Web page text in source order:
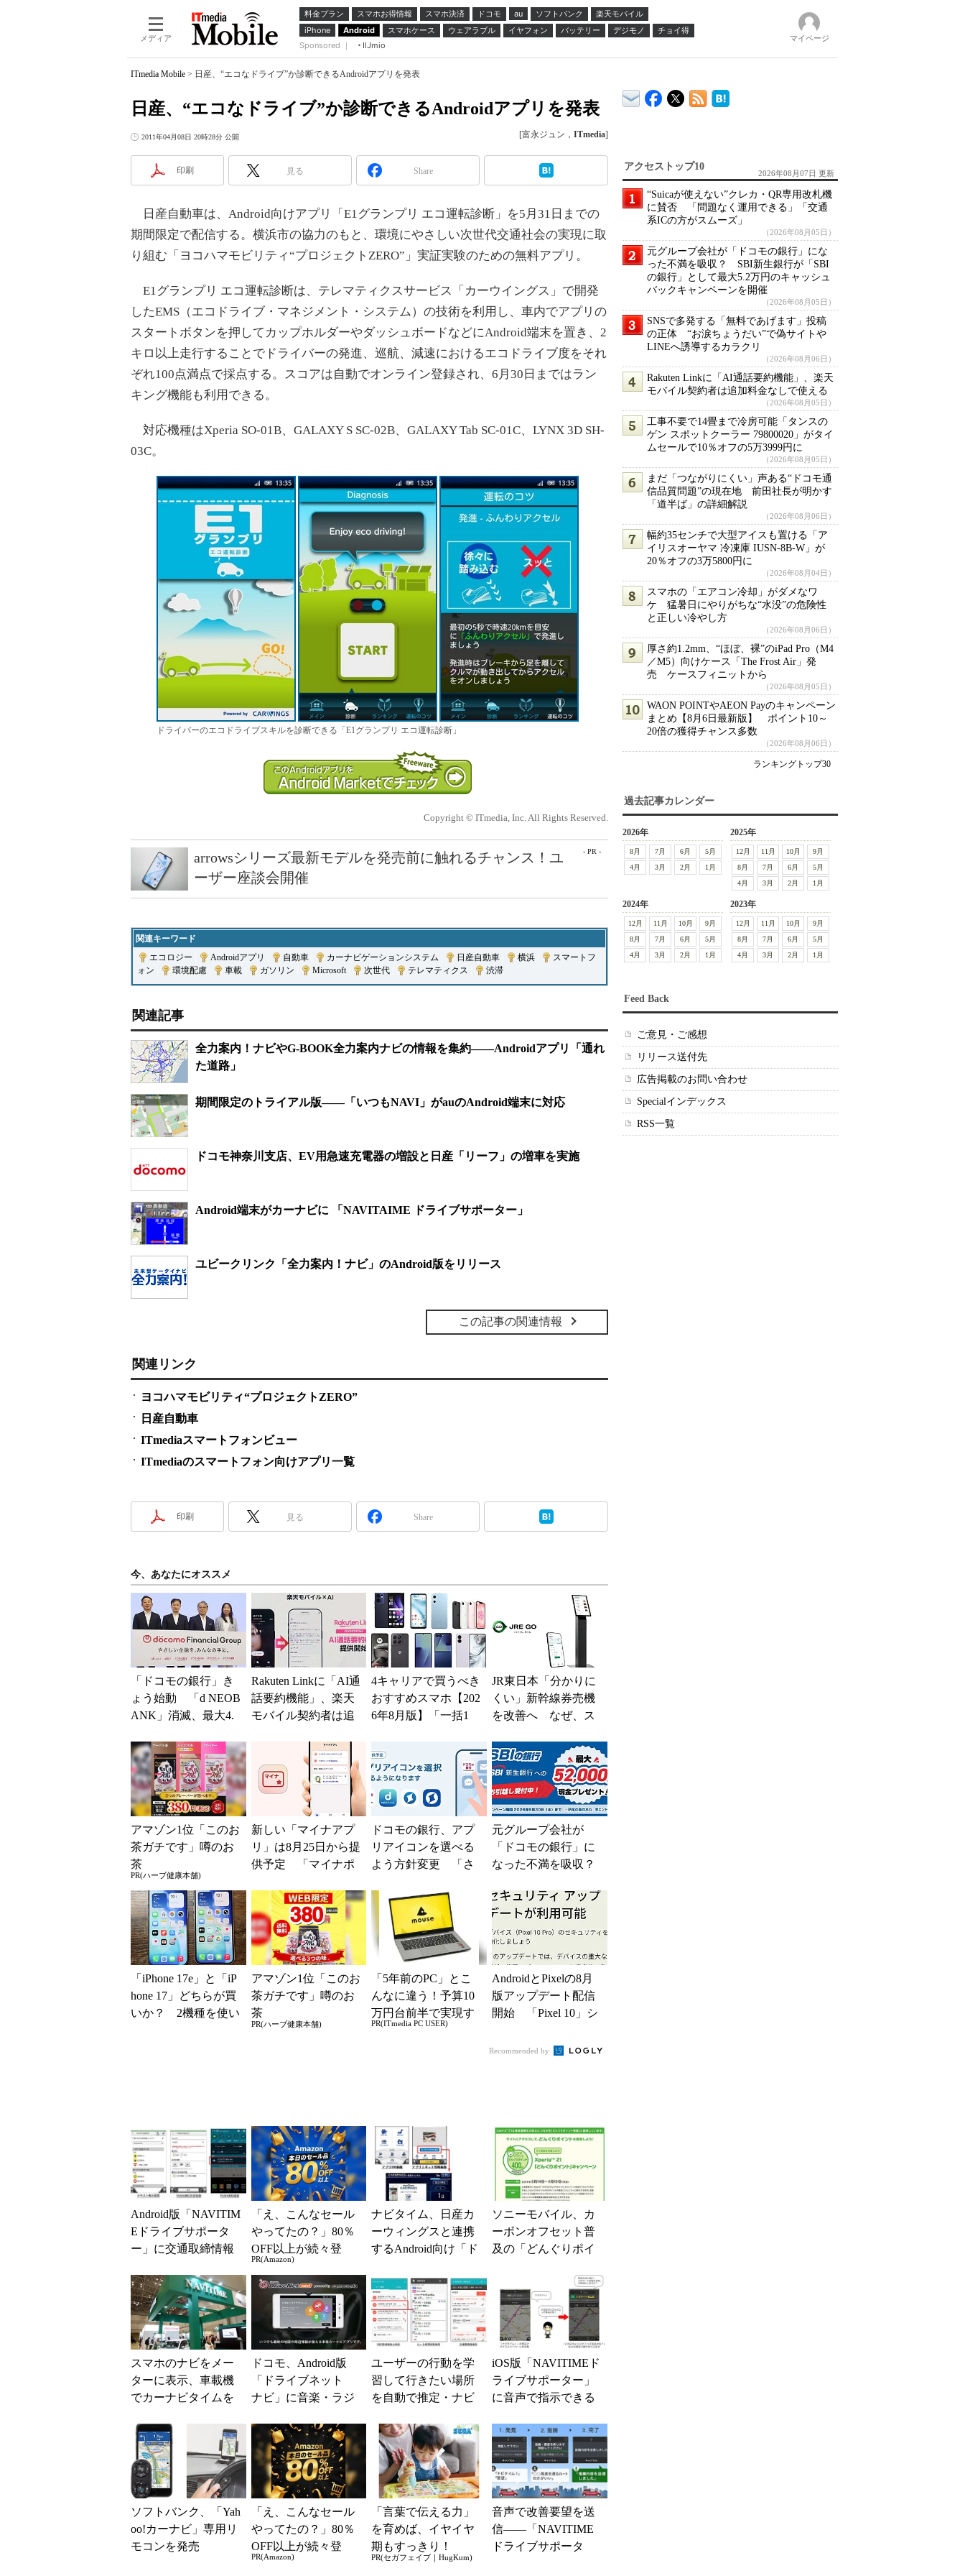
メディア
料金プラン スマホお得情報 スマホ決済 ドコモ au ソフトバンク
楽天モバイル
iPhone
Android スマホケース ウェアラブル イヤフォン バッテリー デジモノ
チョイ得
Sponsored ｜
IIJmio
マイページ
ITmedia Mobile > 日産、“エコなドライブ”か診断できるAndroidアプリを発表
日産、“エコなドライブ”か診断できるAndroidアプリを発表
2011年04月08日 20時28分 公開 [富永ジュン， ITmedia]
印刷 見る Share
日産自動車は、Android向けアプリ「E1グランプリ エコ運転診断」を5月31日までの
期間限定で配信する。横浜市の協力のもと、環境にやさしい次世代交通社会の実現に取
り組む「ヨコハマモビリティ“プロジェクトZERO”」実証実験のための無料アプリ。
E1グランプリ エコ運転診断は、テレマティクスサービス「カーウイングス」で開発
したEMS（エコドライブ・マネジメント・システム）の技術を利用し、車内でアプリの
スタートボタンを押してカップホルダーやダッシュボードなどにAndroid端末を置き、2
キロ以上走行することでドライバーの発進、巡航、減速におけるエコドライブ度をそれ
ぞれ100点満点で採点する。スコアは自動でオンライン登録され、6月30日まではラン
キング機能も利用できる。
対応機種はXperia SO-01B、GALAXY S SC-02B、GALAXY Tab SC-01C、LYNX 3D SH-
03C。
ドライバーのエコドライブスキルを診断できる「E1グランプリ エコ運転診断」
Copyright © ITmedia, Inc. All Rights Reserved.
- PR -
arrowsシリーズ最新モデルを発売前に触れるチャンス！ユ
ーザー座談会開催
関連キーワード
エコロジー
Androidアプリ 自動車 カーナビゲーションシステム 日産自動車 横浜
スマートフ
ォン
環境配慮 車載 ガソリン Microsoft| 次世代 テレマティクス 渋滞
関連記事
全力案内！ナビやG-BOOK全力案内ナビの情報を集約――Androidアプリ「通れ
た道路」
期間限定のトライアル版――「いつもNAVI」がauのAndroid端末に対応
ドコモ神奈川支店、EV用急速充電器の増設と日産「リーフ」の増車を実施
Android端末がカーナビに 「NAVITAIME ドライブサポーター」
ユビークリンク「全力案内！ナビ」のAndroid版をリリース
この記事の関連情報
関連リンク
ヨコハマモビリティ“プロジェクトZERO”
日産自動車
ITmediaスマートフォンビュー
ITmediaのスマートフォン向けアプリ一覧
印刷 見る Share
今、あなたにオススメ
「ドコモの銀行」き
ょう始動 「d NEOB
ANK」消滅、最大4.
解説
Rakuten Linkに「AI通
話要約機能」、楽天
モバイル契約者は追
4キャリアで買うべき
おすすめスマホ【202
6年8月版】「一括1
得なiPhone／...
JR東日本「分かりに
くい」新幹線券売機
を改善へ なぜ、ス
の最短1分購入」を実
現？
アマゾン1位「このお
茶ガチです」噂のお
茶
PR(ハーブ健康本舗)
新しい「マイナアプ
リ」は8月25日から提
供予定 「マイナポ
ップデートとして
ドコモの銀行、アプ
リアイコンを選べる
よう方針変更 「さ
要望を踏まえ」
元グループ会社が
「ドコモの銀行」に
なった不満を吸収？
BIの銀行」として最
大5....
「iPhone 17e」と「iP
hone 17」どちらが買
いか？ 2機種を使い
アマゾン1位「このお
茶ガチです」噂のお
茶
PR(ハーブ健康本舗)
「5年前のPC」とこ
んなに違う！予算10
万円台前半で実現す
る快適PCライフ
PR(ITmedia PC USER)
AndroidとPixelの8月
版アップデート配信
開始 「Pixel 10」シ
合修...
Recommended by
Android版「NAVITIM
Eドライブサポータ
ー」に交通取締情報
「え、こんなセール
やってたの？」80％
OFF以上が続々登
場！Amazonの本気が
凄すぎる
PR(Amazon)
ナビタイム、日産カ
ーウィングスと連携
するAndroid向け「ド
を提供
ソニーモバイル、カ
ーボンオフセット普
及の「どんぐりポイ
スマホのナビをメー
ターに表示、車載機
でカーナビタイムを
がテレマティクスサ
ービスを紹...
ドコモ、Android版
「ドライブネット
ナビ」に音楽・ラジ
ユーザーの行動を学
習して行きたい場所
を自動で推定・ナビ
ビ」
iOS版「NAVITIMEド
ライブサポーター」
に音声で指示できる
ル」機能が追加
ソフトバンク、「Yah
oo!カーナビ」専用リ
モコンを発売
「え、こんなセール
やってたの？」80％
OFF以上が続々登
場！Amazonの本気が
PR(Amazon)
「言葉で伝える力」
を育めば、イヤイヤ
期もすっきり！
「アンパンマン こと
PR(セガフェイブ｜HugKum)
音声で改善要望を送
信――「NAVITIME
ドライブサポータ
アクセストップ10
2026年08月07日 更新
“Suicaが使えない”クレカ・QR専用改札機
に賛否 「問題なく運用できる」「交通
系ICの方がスムーズ」
（2026年08月05日）
元グループ会社が「ドコモの銀行」にな
った不満を吸収？ SBI新生銀行が「SBI
の銀行」として最大5.2万円のキャッシュ
バックキャンペーンを開催
（2026年08月05日）
SNSで多発する「無料であげます」投稿
の正体 “お涙ちょうだい”で偽サイトや
LINEへ誘導するカラクリ
（2026年08月06日）
Rakuten Linkに「AI通話要約機能」、楽天
モバイル契約者は追加料金なしで使える
（2026年08月05日）
工事不要で14畳まで冷房可能「タンスの
ゲン スポットクーラー 79800020」がタイ
ムセールで10％オフの5万3999円に
（2026年08月05日）
まだ「つながりにくい」声ある“ドコモ通
信品質問題”の現在地 前田社長が明かす
「道半ば」の詳細解説
（2026年08月06日）
幅約35センチで大型アイスも置ける「ア
イリスオーヤマ 冷凍庫 IUSN-8B-W」が
20％オフの3万5800円に
（2026年08月04日）
スマホの「エアコン冷却」がダメなワ
ケ 猛暑日にやりがちな“水没”の危険性
と正しい冷やし方
（2026年08月06日）
厚さ約1.2mm、“ほぼ、裸”のiPad Pro（M4
／M5）向けケース「The Frost Air」発
売 ケースフィニットから
（2026年08月05日）
WAON POINTやAEON Payのキャンペーン
まとめ【8月6日最新版】 ポイント10～
20倍の獲得チャンス多数
（2026年08月06日）
ランキングトップ30
過去記事カレンダー
2026年
8月 7月 6月
5月
4月
3月 2月 1月
2025年
12月 11月 10月
9月
8月
7月 6月
5月
4月
3月 2月 1月
2024年
12月 11月 10月
9月
8月
7月 6月
5月
4月
3月 2月 1月
2023年
12月 11月 10月
9月
8月
7月 6月
5月
4月
3月 2月 1月
Feed Back
ご意見・ご感想
リリース送付先
広告掲載のお問い合わせ
Specialインデックス
RSS一覧